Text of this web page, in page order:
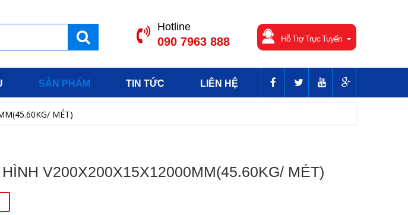
Hotline
090 7963 888 Hỗ Trợ Trực Tuyến
SẢN PHẨM TIN TỨC LIÊN HỆ
MÉT)
V200X200X15X12000MM(45.60KG/ MÉT)